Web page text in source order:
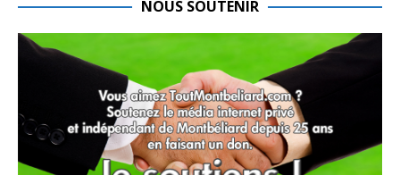
NOUS SOUTENIR